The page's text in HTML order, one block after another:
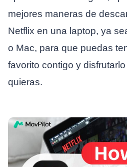
mejores maneras de
Netflix en una laptop, ya
o Mac, para que puedas
favorito contigo y
quieras.